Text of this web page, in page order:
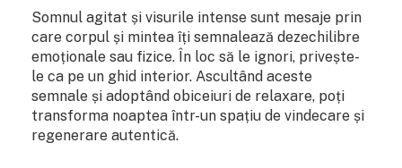
Somnul agitat și visurile intense sunt mesaje prin
care corpul și mintea îți semnalează dezechilibre
emoționale sau fizice. În loc să le ignori, privește-
le ca pe un ghid interior. Ascultând aceste
semnale și adoptând obiceiuri de relaxare, poți
transforma noaptea într-un spațiu de vindecare și
regenerare autentică.